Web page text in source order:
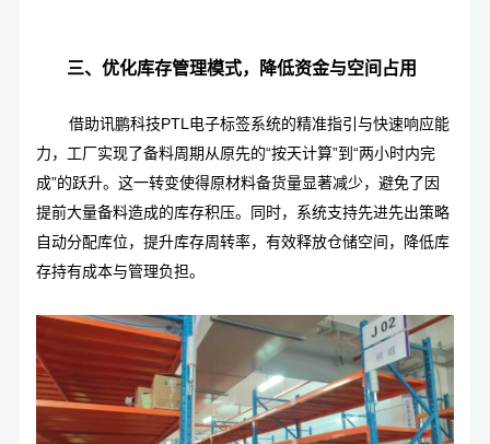
三、优化库存管理模式，降低资金与空间占用
借助讯鹏科技PTL电子标签系统的精准指引与快速响应能
力，工厂实现了备料周期从原先的“按天计算”到“两小时内完
成”的跃升。这一转变使得原材料备货量显著减少，避免了因
提前大量备料造成的库存积压。同时，系统支持先进先出策略
自动分配库位，提升库存周转率，有效释放仓储空间，降低库
存持有成本与管理负担。